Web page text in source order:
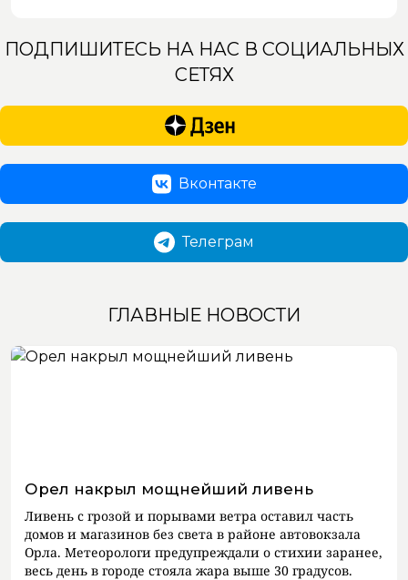
ПОДПИШИТЕСЬ НА НАС В СОЦИАЛЬНЫХ
СЕТЯХ
Вконтакте
Телеграм
ГЛАВНЫЕ НОВОСТИ
Орел накрыл мощнейший ливень
Ливень с грозой и порывами ветра оставил часть
домов и магазинов без света в районе автовокзала
Орла. Метеорологи предупреждали о стихии заранее,
весь день в городе стояла жара выше 30 градусов.